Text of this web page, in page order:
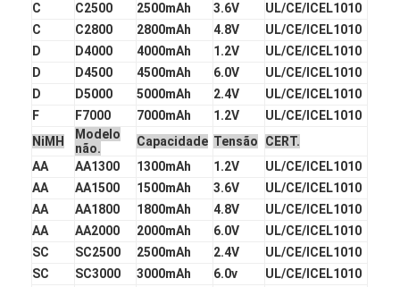
C
C2500 2500mAh 3.6V
UL/CE/ICEL1010
C
C2800 2800mAh 4.8V
UL/CE/ICEL1010
D
D4000 4000mAh 1.2V
UL/CE/ICEL1010
D
D4500 4500mAh 6.0V
UL/CE/ICEL1010
D
D5000 5000mAh 2.4V
UL/CE/ICEL1010
F
F7000 7000mAh 1.2V
UL/CE/ICEL1010
NiMH
Modelo
não.
Capacidade Tensão
CERT.
AA
AA1300 1300mAh 1.2V
UL/CE/ICEL1010
AA
AA1500 1500mAh 3.6V
UL/CE/ICEL1010
AA
AA1800 1800mAh 4.8V
UL/CE/ICEL1010
AA
AA2000 2000mAh 6.0V
UL/CE/ICEL1010
SC
SC2500 2500mAh 2.4V
UL/CE/ICEL1010
SC
SC3000 3000mAh 6.0v
UL/CE/ICEL1010